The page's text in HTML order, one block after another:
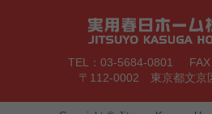
TEL：03-5684-0801
〒112-0002 東京都文京